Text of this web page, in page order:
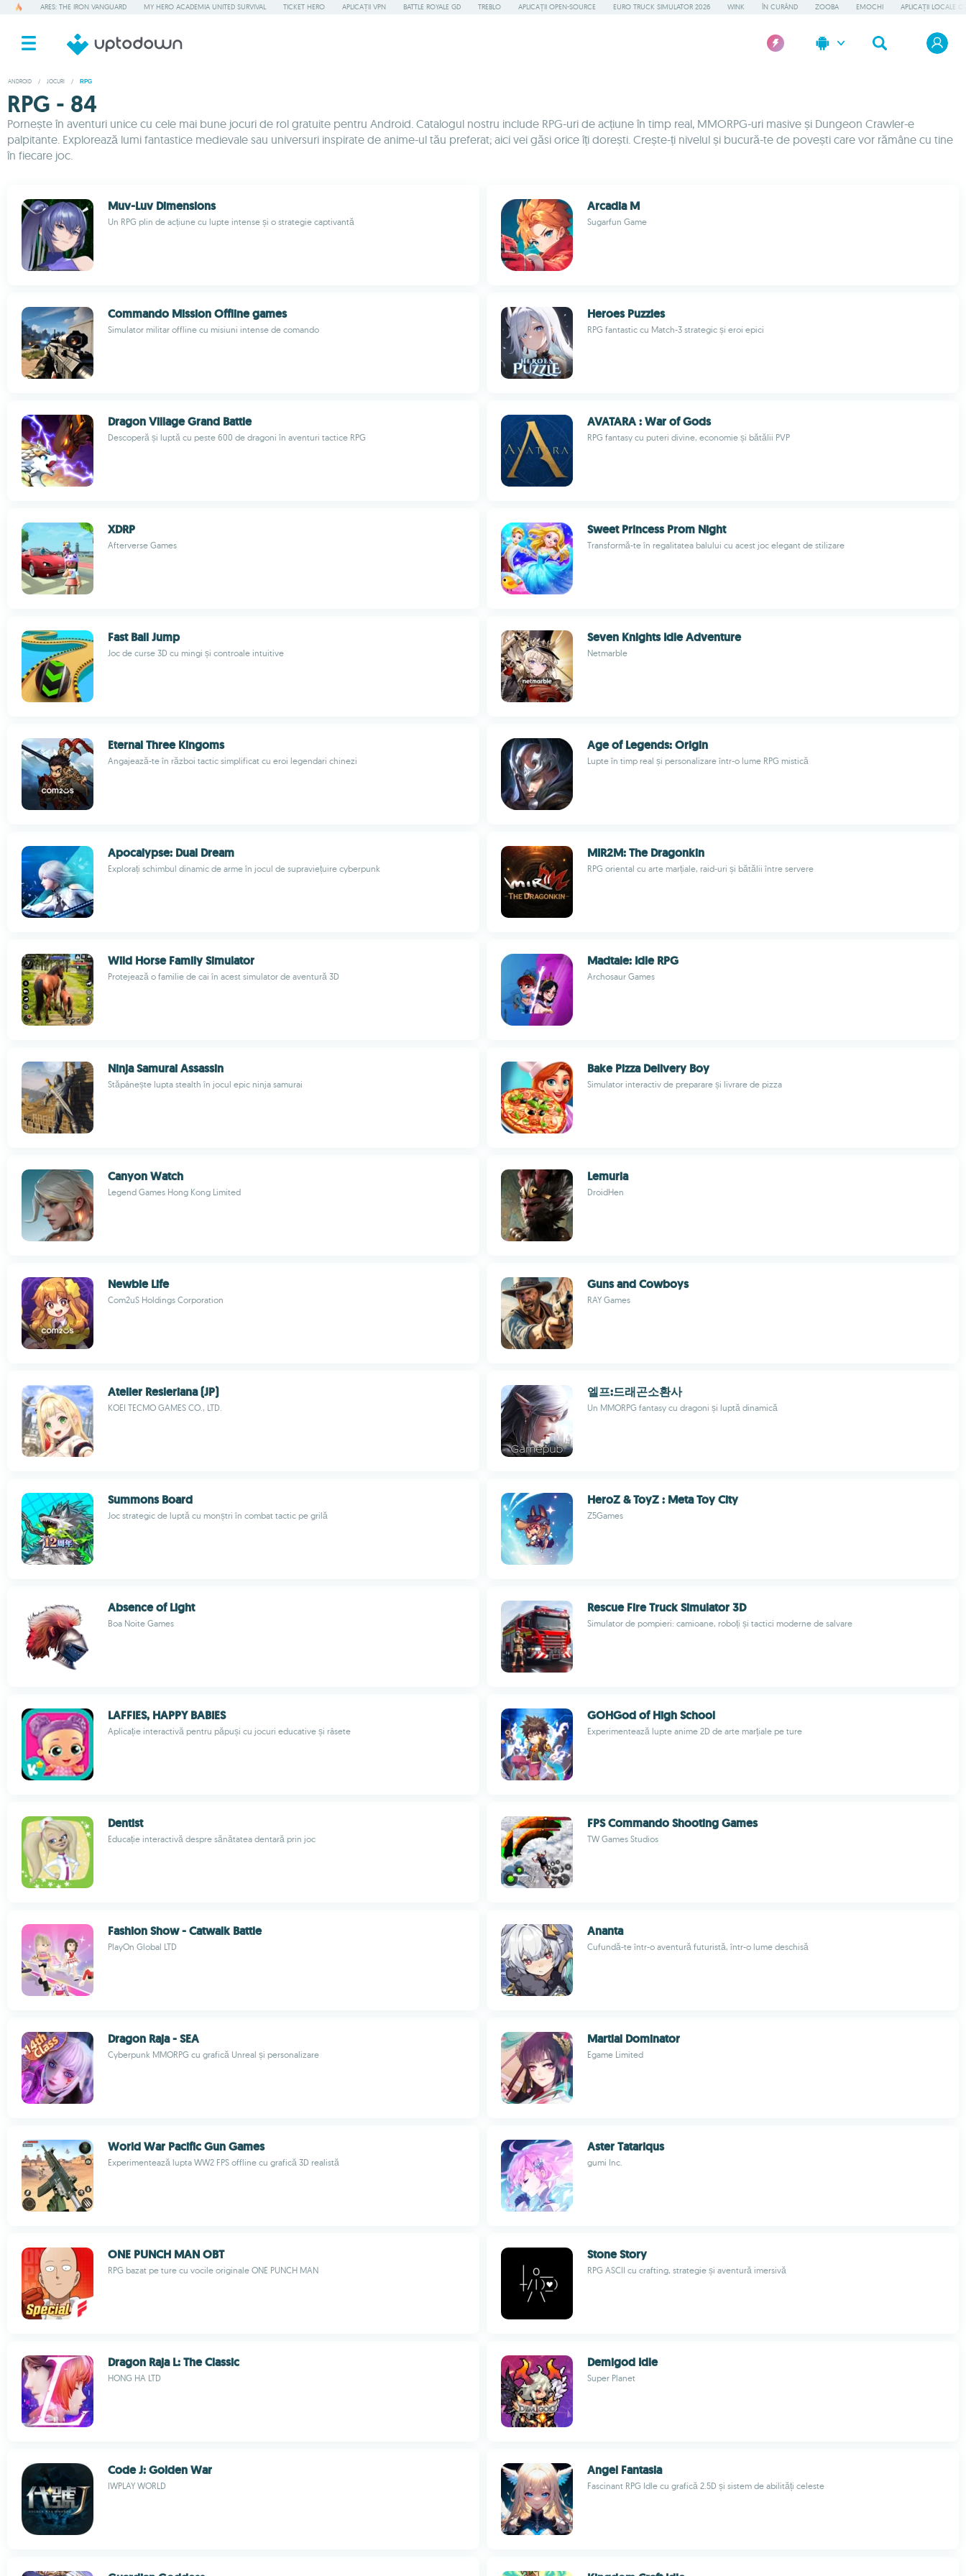
ARES: THE IRON VANGUARD MY HERO ACADEMIA UNITED SURVIVAL TICKET HERO APLICAȚII VPN BATTLE ROYALE GD TREBLO APLICAȚII OPEN-SOURCE EURO TRUCK SIMULATOR 2026 WINK ÎN CURÂND ZOOBA EMOCHI APLICAȚII LOCALE
ANDROID / JOCURI / RPG
RPG - 84
Pornește în aventuri unice cu cele mai bune jocuri de rol gratuite pentru Android. Catalogul nostru include RPG-uri de acțiune în timp real, MMORPG-uri masive și Dungeon Crawler-e
palpitante. Explorează lumi fantastice medievale sau universuri inspirate de anime-ul tău preferat; aici vei găsi orice îți dorești. Crește-ți nivelul și bucură-te de povești care vor rămâne cu tine
în fiecare joc.
Muv-Luv Dimensions
Un RPG plin de acțiune cu lupte intense și o strategie captivantă
Arcadia M
Sugarfun Game
Commando Mission Offline games
Simulator militar offline cu misiuni intense de comando
Heroes Puzzles
RPG fantastic cu Match-3 strategic și eroi epici
Dragon Village Grand Battle
Descoperă și luptă cu peste 600 de dragoni în aventuri tactice RPG
AVATARA : War of Gods
RPG fantasy cu puteri divine, economie și bătălii PVP
XDRP
Afterverse Games
Sweet Princess Prom Night
Transformă-te în regalitatea balului cu acest joc elegant de stilizare
Fast Ball Jump
Joc de curse 3D cu mingi și controale intuitive
Seven Knights Idle Adventure
Netmarble
Eternal Three Kingoms
Angajează-te în război tactic simplificat cu eroi legendari chinezi
Age of Legends: Origin
Lupte în timp real și personalizare într-o lume RPG mistică
Apocalypse: Dual Dream
Explorați schimbul dinamic de arme în jocul de supraviețuire cyberpunk
MIR2M: The Dragonkin
RPG oriental cu arte marțiale, raid-uri și bătălii între servere
Wild Horse Family Simulator
Protejează o familie de cai în acest simulator de aventură 3D
Madtale: Idle RPG
Archosaur Games
Ninja Samurai Assassin
Stăpânește lupta stealth în jocul epic ninja samurai
Bake Pizza Delivery Boy
Simulator interactiv de preparare și livrare de pizza
Canyon Watch
Legend Games Hong Kong Limited
Lemuria
DroidHen
Newbie Life
Com2uS Holdings Corporation
Guns and Cowboys
RAY Games
Atelier Resleriana (JP)
KOEI TECMO GAMES CO., LTD.
엘프:드래곤소환사
Un MMORPG fantasy cu dragoni și luptă dinamică
Summons Board
Joc strategic de luptă cu monștri în combat tactic pe grilă
HeroZ & ToyZ : Meta Toy City
Z5Games
Absence of Light
Boa Noite Games
Rescue Fire Truck Simulator 3D
Simulator de pompieri: camioane, roboți și tactici moderne de salvare
LAFFIES, HAPPY BABIES
Aplicație interactivă pentru păpuși cu jocuri educative și râsete
GOHGod of High School
Experimentează lupte anime 2D de arte marțiale pe ture
Dentist
Educație interactivă despre sănătatea dentară prin joc
FPS Commando Shooting Games
TW Games Studios
Fashion Show - Catwalk Battle
PlayOn Global LTD
Ananta
Cufundă-te într-o aventură futuristă, într-o lume deschisă
Dragon Raja - SEA
Cyberpunk MMORPG cu grafică Unreal și personalizare
Martial Dominator
Egame Limited
World War Pacific Gun Games
Experimentează lupta WW2 FPS offline cu grafică 3D realistă
Aster Tatariqus
gumi Inc.
ONE PUNCH MAN OBT
RPG bazat pe ture cu vocile originale ONE PUNCH MAN
Stone Story
RPG ASCII cu crafting, strategie și aventură imersivă
Dragon Raja L: The Classic
HONG HA LTD
Demigod Idle
Super Planet
Code J: Golden War
IWPLAY WORLD
Angel Fantasia
Fascinant RPG Idle cu grafică 2.5D și sistem de abilități celeste